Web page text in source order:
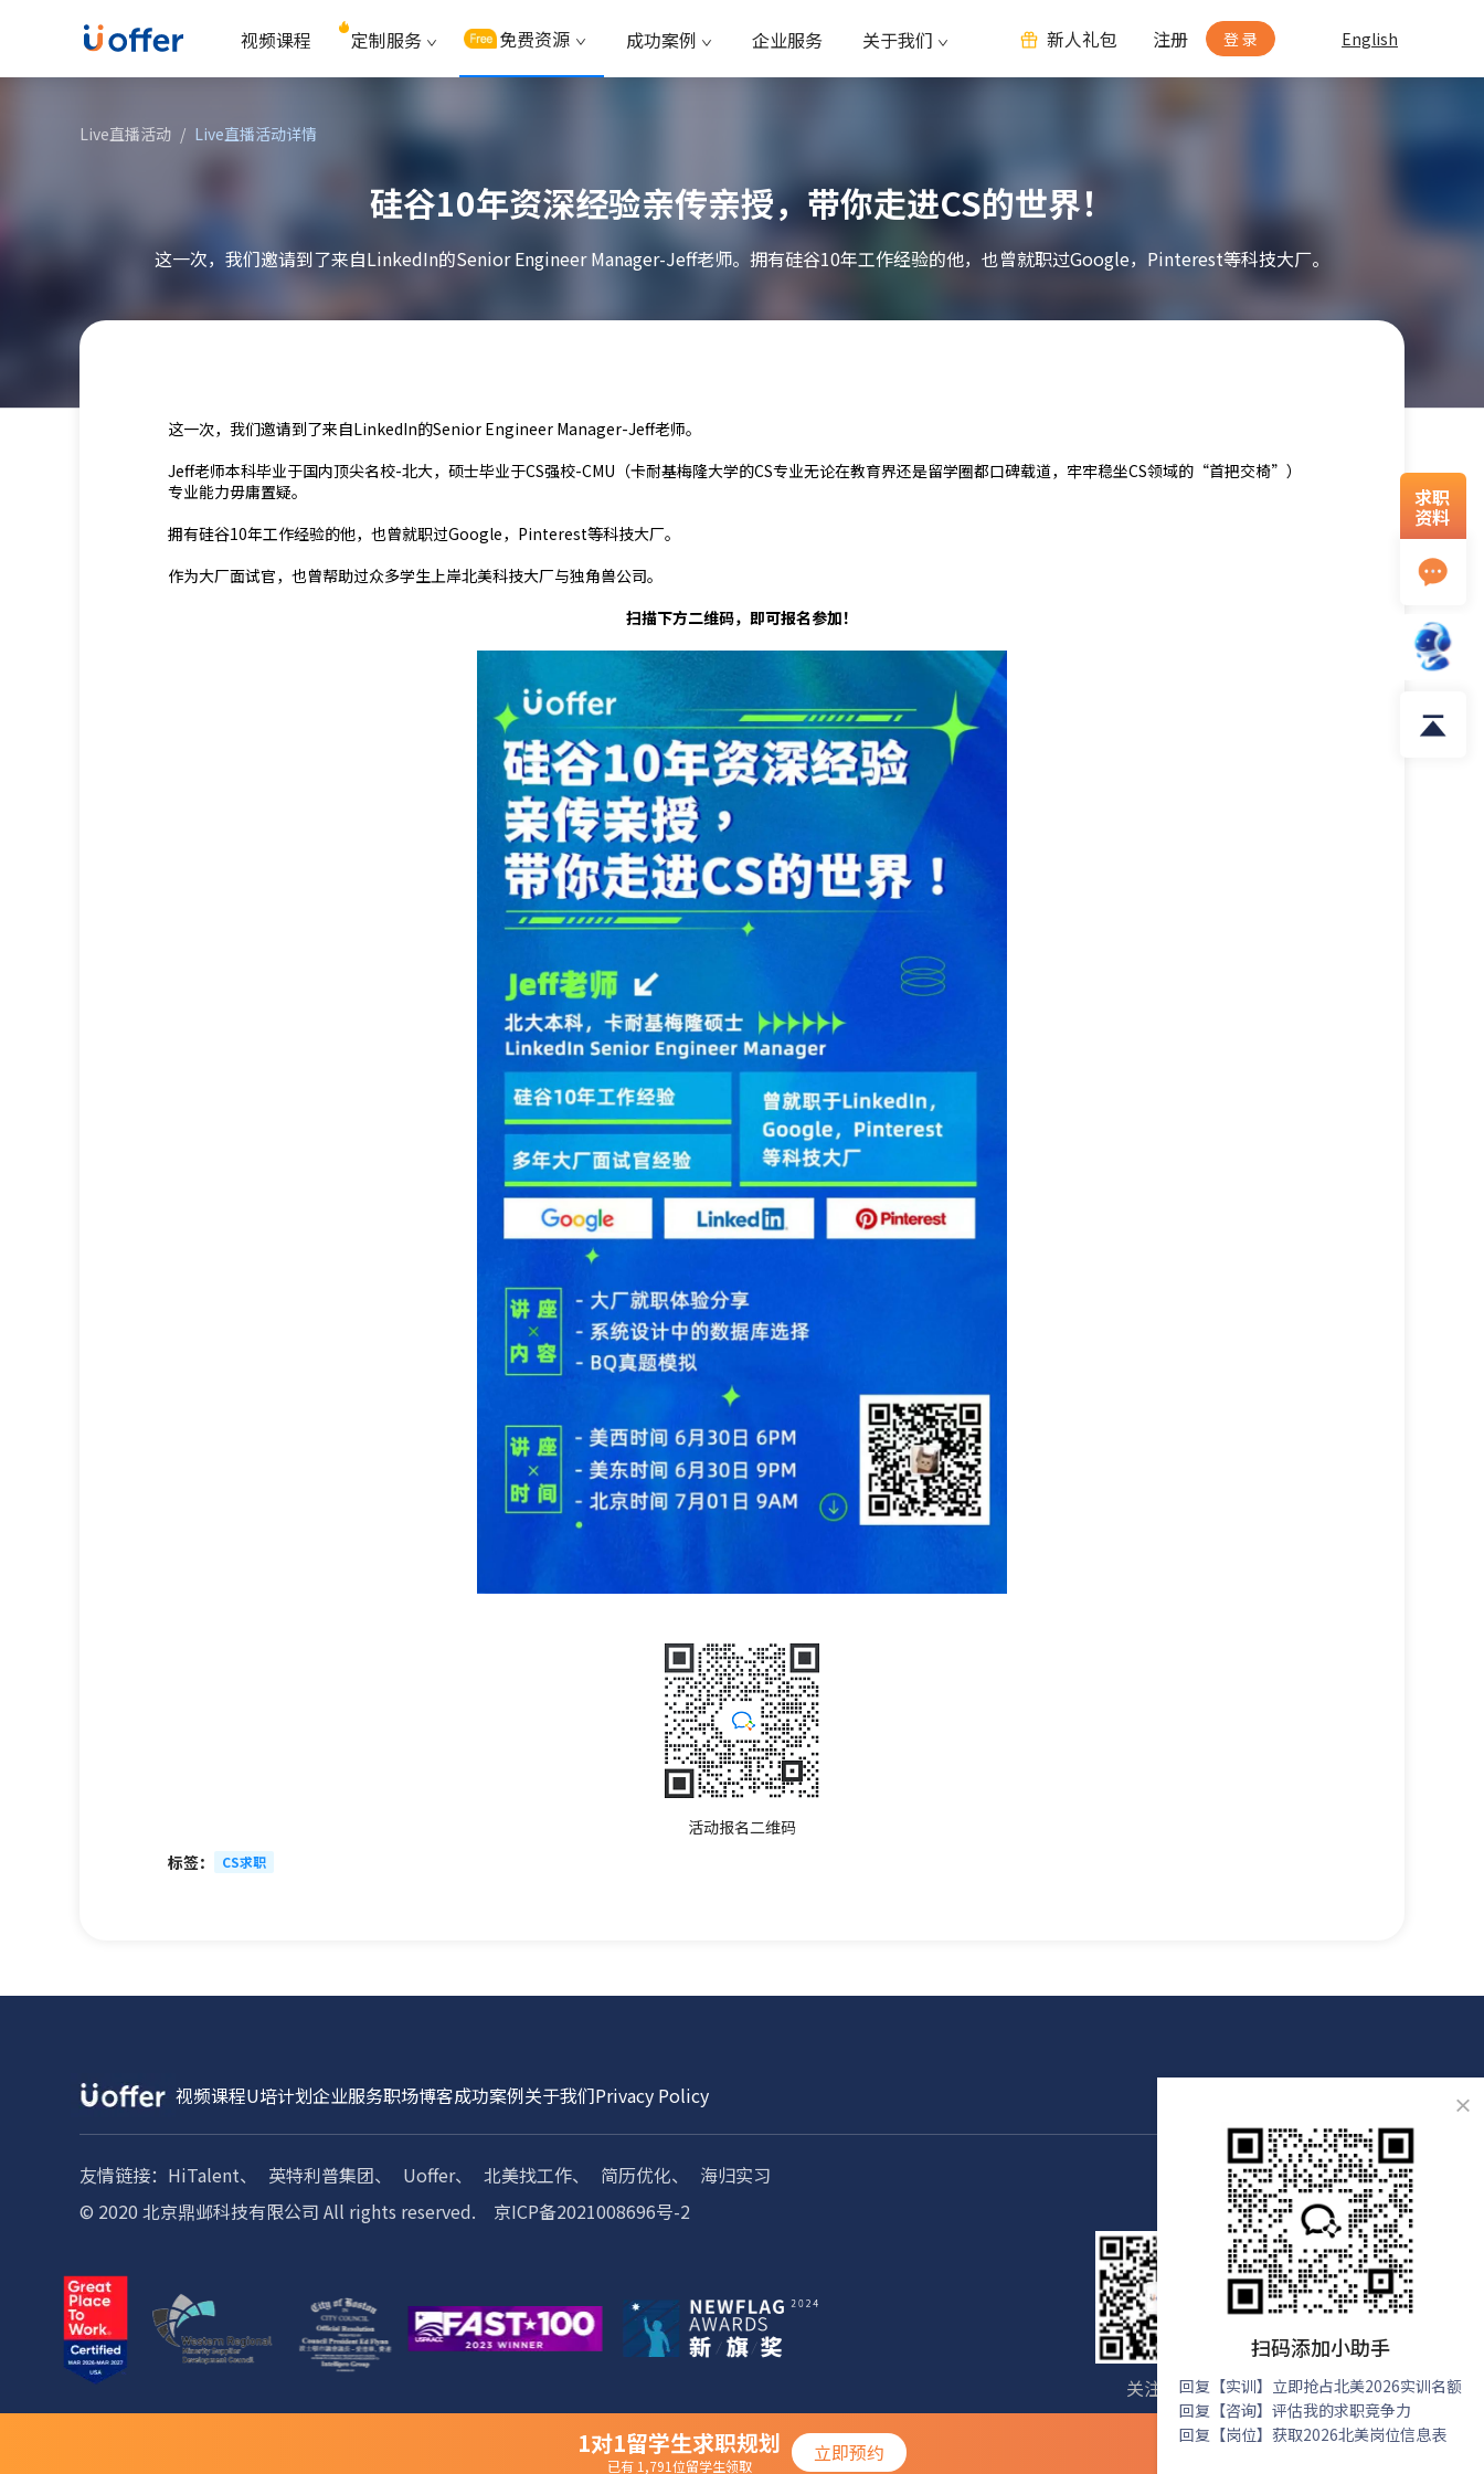
视频课程 定制服务 免费资源 成功案例 企业服务 关于我们 新人礼包 注册 登 录 English
Live直播活动 / Live直播活动详情
硅谷10年资深经验亲传亲授，带你走进CS的世界！
这一次，我们邀请到了来自LinkedIn的Senior Engineer Manager-Jeff老师。拥有硅谷10年工作经验的他，也曾就职过Google，Pinterest等科技大厂。
这一次，我们邀请到了来自LinkedIn的Senior Engineer Manager-Jeff老师。
Jeff老师本科毕业于国内顶尖名校-北大，硕士毕业于CS强校-CMU（卡耐基梅隆大学的CS专业无论在教育界还是留学圈都口碑载道，牢牢稳坐CS领域的“首把交椅”）
专业能力毋庸置疑。
拥有硅谷10年工作经验的他，也曾就职过Google，Pinterest等科技大厂。
作为大厂面试官，也曾帮助过众多学生上岸北美科技大厂与独角兽公司。
扫描下方二维码，即可报名参加！
活动报名二维码
标签：
CS求职
求职
资料
×
扫码添加小助手
回复【实训】立即抢占北美2026实训名额
回复【咨询】评估我的求职竞争力
回复【岗位】获取2026北美岗位信息表
视频课程U培计划企业服务职场博客成功案例关于我们Privacy Policy
友情链接： HiTalent、 英特利普集团、 Uoffer、 北美找工作、 简历优化、
海归实习
© 2020 北京鼎邺科技有限公司 All rights reserved.
京ICP备2021008696号-2
关注我们 免费咨询
1对1留学生求职规划
已有 1,791位留学生领取
立即预约